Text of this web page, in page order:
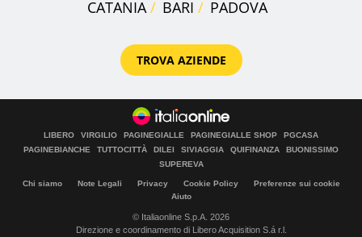
CATANIA
BARI PADOVA
TROVA AZIENDE
LIBERO VIRGILIO PAGINEGIALLE PAGINEGIALLE SHOP
PGCASA
PAGINEBIANCHE
TUTTOCITTÀ DILEI SIVIAGGIA QUIFINANZA
BUONISSIMO
SUPEREVA
Chi siamo Note Legali Privacy Cookie Policy
Preferenze sui cookie
Aiuto
© Italiaonline S.p.A. 2026
Direzione e coordinamento di Libero Acquisition S.á r.l.